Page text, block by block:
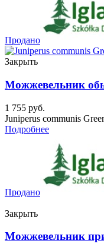
Продано
Закрыть
Можжевельник
1 755 руб.
Juniperus communis
Подробнее
Продано
Закрыть
Можжевельник